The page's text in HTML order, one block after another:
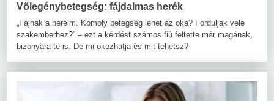
Vőlegénybetegség: fájdalmas herék
„Fájnak a heréim. Komoly betegség lehet az oka? Forduljak vele
szakemberhez?” – ezt a kérdést számos fiú feltette már magának,
bizonyára te is. De mi okozhatja és mit tehetsz?